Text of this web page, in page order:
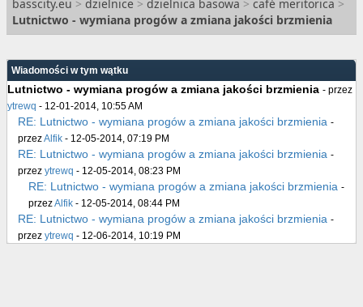
basscity.eu > dzielnice > dzielnica basowa > café meritorica >
Lutnictwo - wymiana progów a zmiana jakości brzmienia
Wiadomości w tym wątku
Lutnictwo - wymiana progów a zmiana jakości brzmienia - przez
ytrewq - 12-01-2014, 10:55 AM
RE: Lutnictwo - wymiana progów a zmiana jakości brzmienia -
przezAlfik - 12-05-2014, 07:19 PM
RE: Lutnictwo - wymiana progów a zmiana jakości brzmienia -
przez ytrewq - 12-05-2014, 08:23 PM
RE: Lutnictwo - wymiana progów a zmiana jakości brzmienia -
przezAlfik - 12-05-2014, 08:44 PM
RE: Lutnictwo - wymiana progów a zmiana jakości brzmienia -
przez ytrewq - 12-06-2014, 10:19 PM